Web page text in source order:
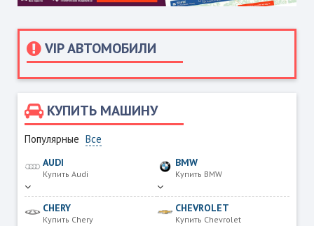
VIP АВТОМОБИЛИ
КУПИТЬ МАШИНУ
Популярные Все
AUDI
Купить Audi
BMW
Купить BMW
CHERY
Купить Chery
CHEVROLET
Купить Chevrolet